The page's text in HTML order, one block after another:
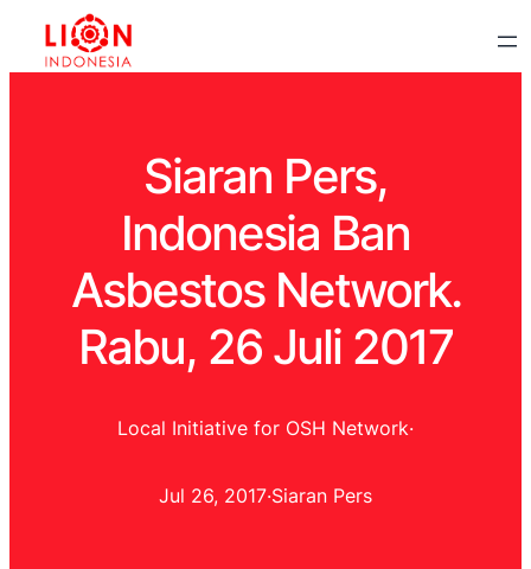
Siaran Pers,
Indonesia Ban
Asbestos Network.
Rabu, 26 Juli 2017
Local Initiative for OSH Network·
Jul 26, 2017·Siaran Pers